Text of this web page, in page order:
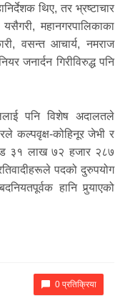
थिए, तर भ्रष्टाचार
महानगरपालिकाका
वसन्त आचार्य, नमराज
जनार्दन गिरीविरुद्ध पनि
पनि विशेष अदालतले
कल्पवृक्ष-कोहिनूर जेभी र
३१ लाख ७२ हजार २८७
पदको दुरुपयोग
हानि पुर्‍याएको
0 प्रतिक्रिया